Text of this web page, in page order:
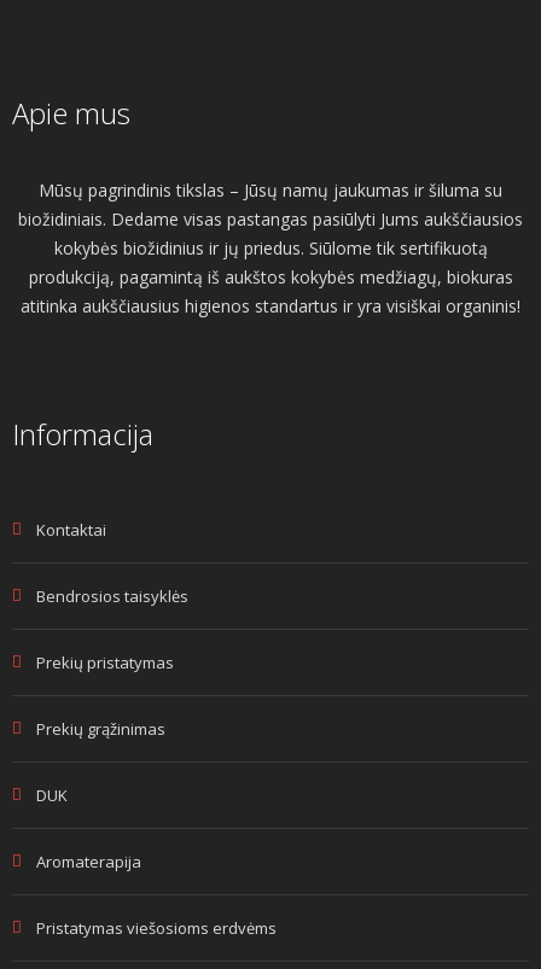
Apie mus
Mūsų pagrindinis tikslas – Jūsų namų jaukumas ir šiluma su
biožidiniais. Dedame visas pastangas pasiūlyti Jums aukščiausios
kokybės biožidinius ir jų priedus. Siūlome tik sertifikuotą
produkciją, pagamintą iš aukštos kokybės medžiagų, biokuras
atitinka aukščiausius higienos standartus ir yra visiškai organinis!
Informacija
Kontaktai
Bendrosios taisyklės
Prekių pristatymas
Prekių grąžinimas
DUK
Aromaterapija
Pristatymas viešosioms erdvėms